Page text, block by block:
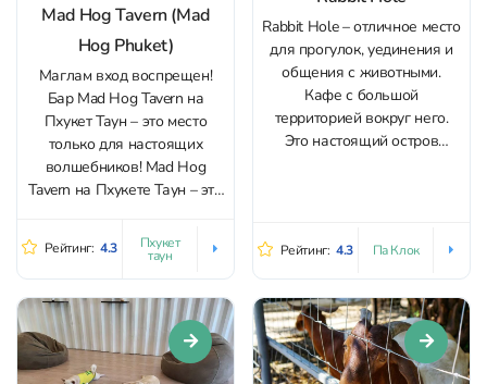
Mad Hog Tavern (Mad
Hog Phuket)
Маглам вход воспрещен!
Бар Mad Hog Tavern на
Пхукет Таун – это место
только для настоящих
волшебников! Mad Hog
Tavern на Пхукете Таун – это
Поттера”. Заведение
оформлено в стилистике
таверны “Три метлы”:
висящий под потолком
скелет дракона, горгульи,
чучела и грубая деревянная
мебель. А на...
Рейтинг: 4.3 Пхукет
таун
Rabbit Hole – отличное место
для прогулок, уединения и
общения с животными.
Кафе с большой
территорией вокруг него.
Это настоящий остров
козы, лошади, коровы и
прочие обитатели
контактного зоопарка,
которые охотно принимают
гостинцы, корм для...
Рейтинг: 4.3 Па Клок